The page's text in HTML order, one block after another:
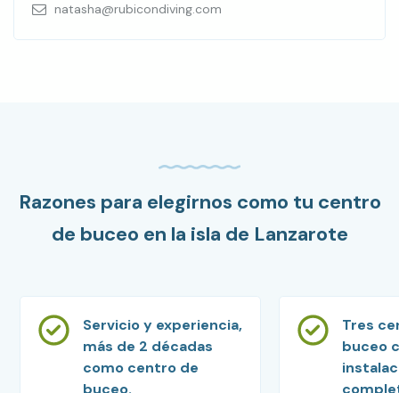
natasha@rubicondiving.com
Razones para elegirnos como tu centro
de buceo en la isla de Lanzarote
Servicio y experiencia,
más de 2 décadas
como centro de
buceo.
Tres
buceo